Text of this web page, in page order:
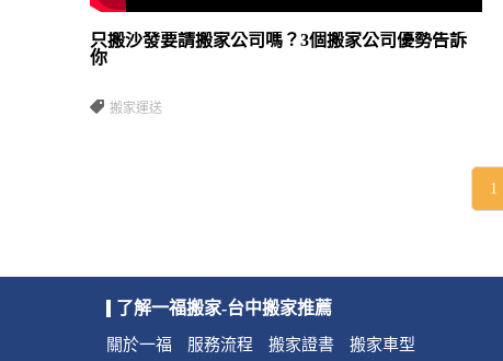
只搬沙發要請搬家公司嗎？3個搬家公司優勢告訴
你
搬家運送
1
了解一福搬家-台中搬家推薦
關於一福 服務流程 搬家證書 搬家車型